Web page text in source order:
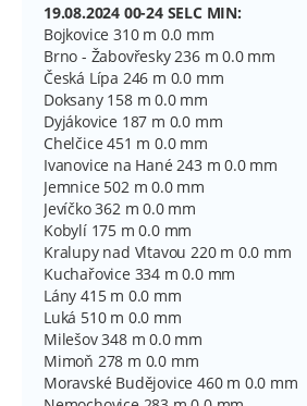
19.08.2024 00-24 SELC MIN:
Bojkovice 310 m 0.0 mm
Brno - Žabovřesky 236 m 0.0 mm
Česká Lípa 246 m 0.0 mm
Doksany 158 m 0.0 mm
Dyjákovice 187 m 0.0 mm
Chelčice 451 m 0.0 mm
Ivanovice na Hané 243 m 0.0 mm
Jemnice 502 m 0.0 mm
Jevíčko 362 m 0.0 mm
Kobylí 175 m 0.0 mm
Kralupy nad Vltavou 220 m 0.0 mm
Kuchařovice 334 m 0.0 mm
Lány 415 m 0.0 mm
Luká 510 m 0.0 mm
Milešov 348 m 0.0 mm
Mimoň 278 m 0.0 mm
Moravské Budějovice 460 m 0.0 mm